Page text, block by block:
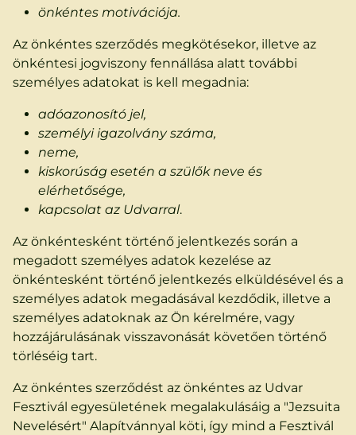
önkéntes motivációja.
Az önkéntes szerződés megkötésekor, illetve az
önkéntesi jogviszony fennállása alatt további
személyes adatokat is kell megadnia:
adóazonosító jel,
személyi igazolvány száma,
neme,
kiskorúság esetén a szülők neve és
elérhetősége,
kapcsolat az Udvarral.
Az önkéntesként történő jelentkezés során a
megadott személyes adatok kezelése az
önkéntesként történő jelentkezés elküldésével és a
személyes adatok megadásával kezdődik, illetve a
személyes adatoknak az Ön kérelmére, vagy
hozzájárulásának visszavonását követően történő
törléséig tart.
Az önkéntes szerződést az önkéntes az Udvar
Fesztivál egyesületének megalakulásáig a "Jezsuita
Nevelésért" Alapítvánnyal köti, így mind a Fesztivál